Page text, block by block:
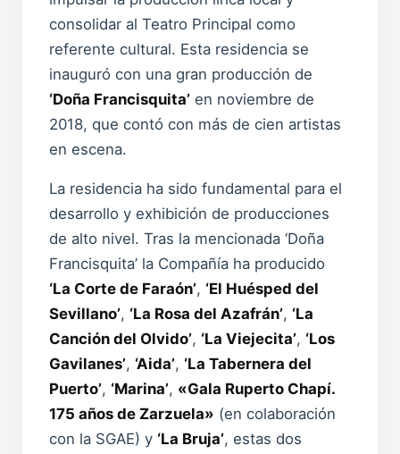
consolidar al Teatro Principal como
referente cultural. Esta residencia se
inauguró con una gran producción de
‘Doña Francisquita’ en noviembre de
2018, que contó con más de cien artistas
en escena.
La residencia ha sido fundamental para el
desarrollo y exhibición de producciones
de alto nivel. Tras la mencionada ‘Doña
Francisquita’ la Compañía ha producido
‘La Corte de Faraón’, ‘El Huésped del
Sevillano’, ‘La Rosa del Azafrán’, ‘La
Canción del Olvido’, ‘La Viejecita’, ‘Los
Gavilanes’, ‘Aida’, ‘La Tabernera del
Puerto’, ‘Marina’, «Gala Ruperto Chapí.
175 años de Zarzuela» (en colaboración
con la SGAE) y ‘La Bruja’, estas dos